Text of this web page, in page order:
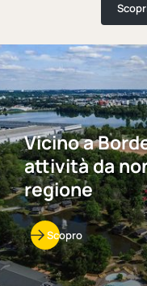
Vicino a
attività da
regione
Scopro